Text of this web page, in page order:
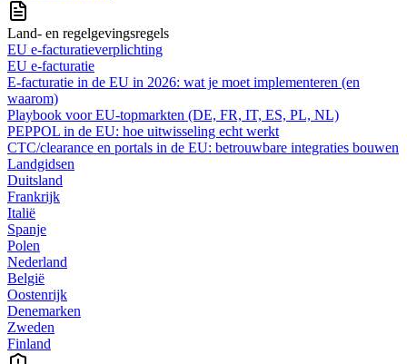
Land- en regelgevingsregels
EU e-facturatieverplichting
EU e-facturatie
E‑facturatie in de EU in 2026: wat je moet implementeren (en
waarom)
Playbook voor EU-topmarkten (DE, FR, IT, ES, PL, NL)
PEPPOL in de EU: hoe uitwisseling echt werkt
CTC/clearance en portals in de EU: betrouwbare integraties bouwen
Landgidsen
Duitsland
Frankrijk
Italië
Spanje
Polen
Nederland
België
Oostenrijk
Denemarken
Zweden
Finland